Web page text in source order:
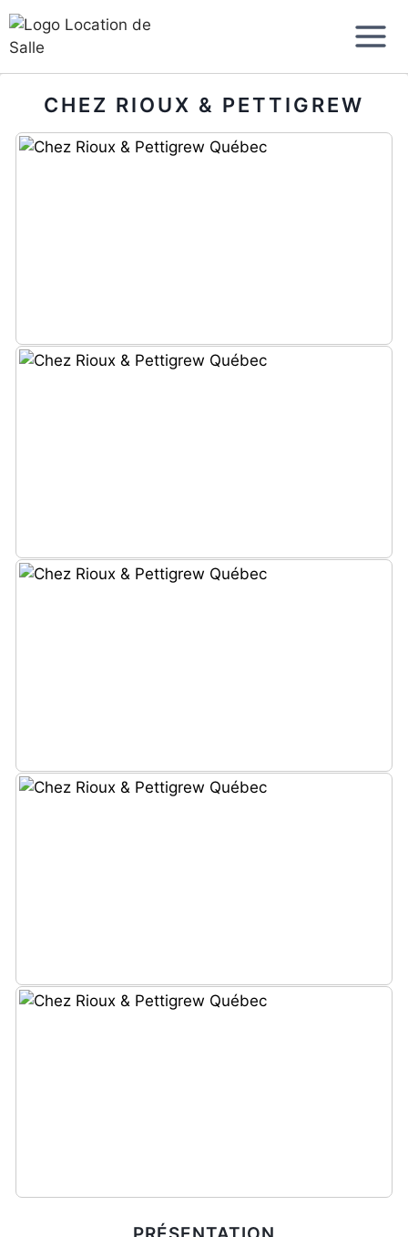
Aller
au
contenu
CHEZ RIOUX & PETTIGREW